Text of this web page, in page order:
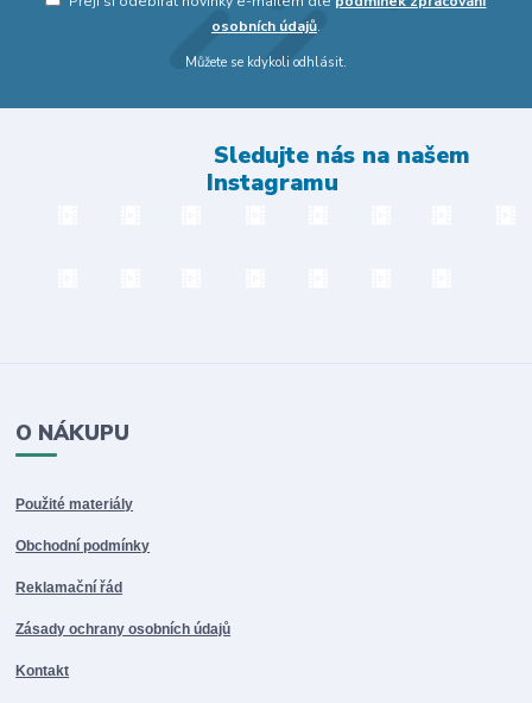
osobních údajů.
Můžete se kdykoli odhlásit.
Sledujte nás na našem
Instagramu
O NÁKUPU
Použité materiály
Obchodní podmínky
Reklamační řád
Zásady ochrany osobních údajů
Kontakt